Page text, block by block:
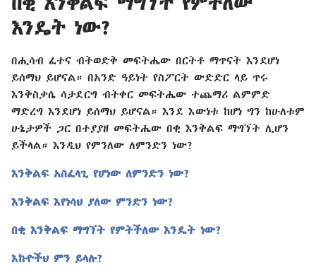
እንዴት ነው?
በሒሳብ ፈተና ብትወድቅ መፍትሔው በርትቶ ማጥናት እንደሆነ
ይሰማህ ይሆናል። በአንድ ዓይነት የስፖርት ውድድር ላይ ጥሩ
እንቅስቃሴ ሳታደርግ ብትቀር መፍትሔው ተጨማሪ ልምምድ
ማድረግ እንደሆነ ይሰማህ ይሆናል። እንደ እውነቱ ከሆነ ግን ከሁለቱም
ሁኔታዎች ጋር በተያያዘ መፍትሔው በቂ እንቅልፍ ማግኘት ሊሆን
ይችላል። እንዲህ የምንለው ለምንድን ነው?
እንቅልፍ አስፈላጊ የሆነው ለምንድን ነው?
እንቅልፍ እየነሳህ ያለው ምንድን ነው?
በቂ እንቅልፍ ማግኘት የምትችለው እንዴት ነው?
እኩዮችህ ምን ይላሉ?